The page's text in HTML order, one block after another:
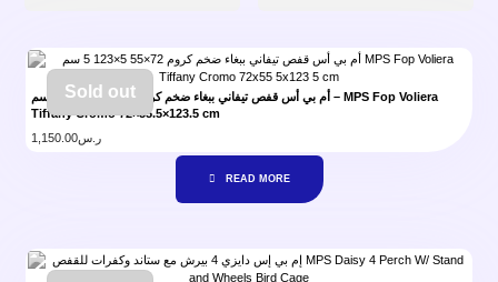
أم بي أس قفص تيفاني ببغاء ضخم كروم 72×55.5×123.5 سم – MPS Fop Voliera
Tiffany Cromo 72×55.5×123.5 cm
ر.س1,150.00
Sold out
READ MORE